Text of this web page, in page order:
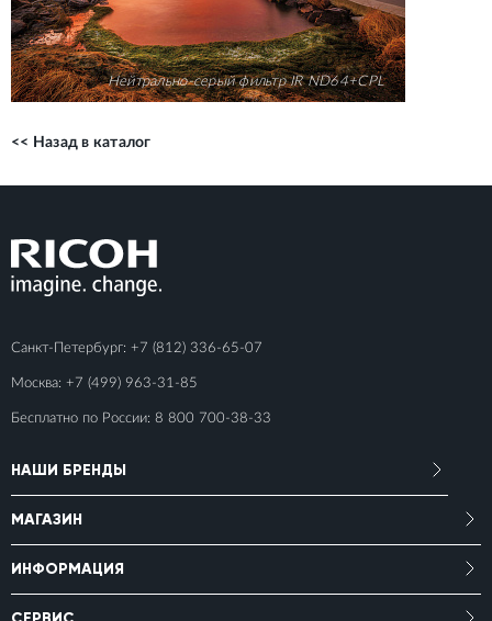
Нейтрально-серый фильтр IR ND64+CPL
<< Назад в каталог
Санкт-Петербург: +7 (812) 336-65-07
Москва: +7 (499) 963-31-85
Бесплатно по России: 8 800 700-38-33
НАШИ БРЕНДЫ
МАГАЗИН
ИНФОРМАЦИЯ